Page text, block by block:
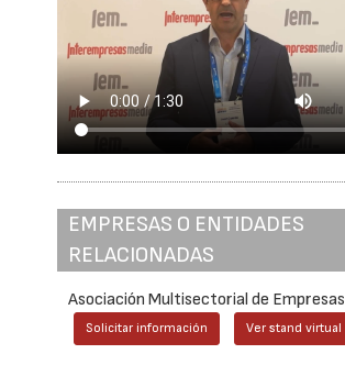
EMPRESAS O ENTIDADES
RELACIONADAS
Asociación Multisectorial de
Solicitar información Ver stand virtual